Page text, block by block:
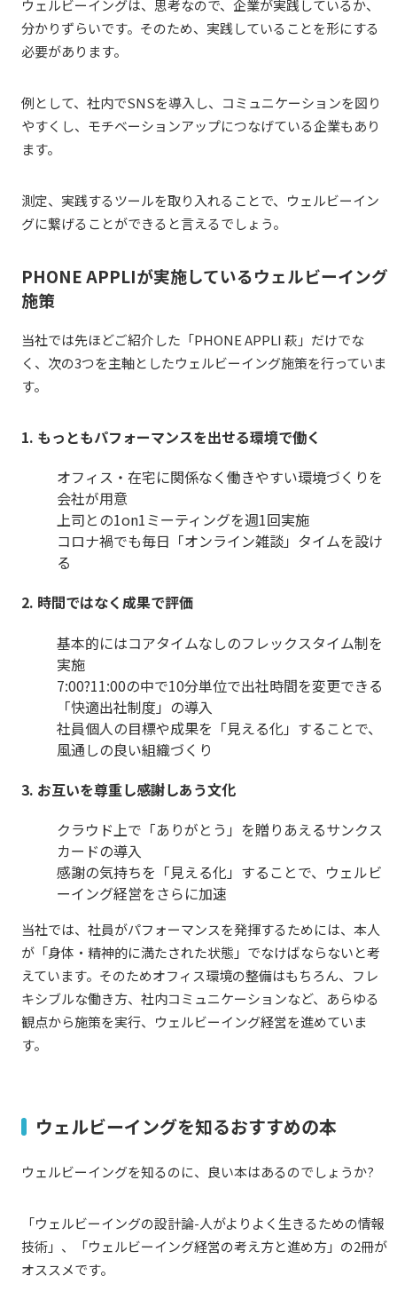
ウェルビーイングは、思考なので、企業が実践しているか、
分かりずらいです。そのため、実践していることを形にする
必要があります。
例として、社内でSNSを導入し、コミュニケーションを図り
やすくし、モチベーションアップにつなげている企業もあり
ます。
測定、実践するツールを取り入れることで、ウェルビーイン
グに繋げることができると言えるでしょう。
PHONE APPLIが実施しているウェルビーイング
施策
当社では先ほどご紹介した「PHONEAPPLI 萩」だけでな
く、次の3つを主軸としたウェルビーイング施策を行っていま
す。
1. もっともパフォーマンスを出せる環境で働く
オフィス・在宅に関係なく働きやすい環境づくりを
会社が用意
上司との1on1ミーティングを週1回実施
コロナ禍でも毎日「オンライン雑談」タイムを設け
る
2. 時間ではなく成果で評価
基本的にはコアタイムなしのフレックスタイム制を
実施
7:00?11:00の中で10分単位で出社時間を変更できる
「快適出社制度」の導入
社員個人の目標や成果を「見える化」することで、
風通しの良い組織づくり
3. お互いを尊重し感謝しあう文化
クラウド上で「ありがとう」を贈りあえるサンクス
カードの導入
感謝の気持ちを「見える化」することで、ウェルビ
ーイング経営をさらに加速
当社では、社員がパフォーマンスを発揮するためには、本人
が「身体・精神的に満たされた状態」でなけばならないと考
えています。そのためオフィス環境の整備はもちろん、フレ
キシブルな働き方、社内コミュニケーションなど、あらゆる
観点から施策を実行、ウェルビーイング経営を進めていま
す。
ウェルビーイングを知るおすすめの本
ウェルビーイングを知るのに、良い本はあるのでしょうか?
「ウェルビーイングの設計論-人がよりよく生きるための情報
技術」、「ウェルビーイング経営の考え方と進め方」の2冊が
オススメです。